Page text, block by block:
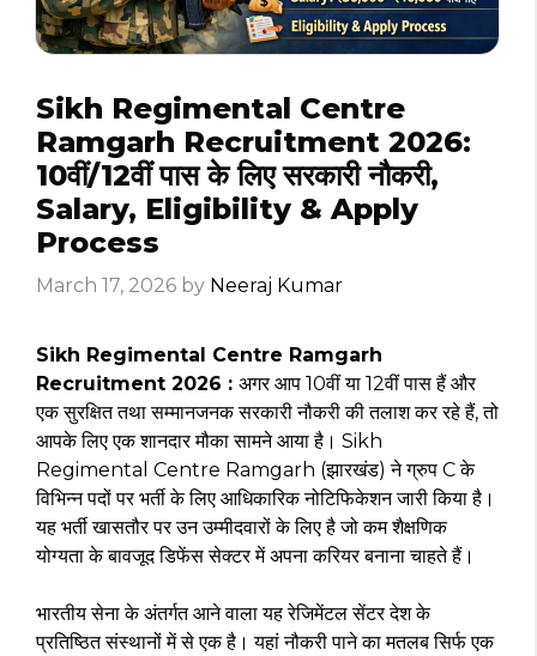
Sikh Regimental Centre
Ramgarh Recruitment 2026:
10वीं/12वीं पास के लिए सरकारी नौकरी,
Salary, Eligibility & Apply
Process
March 17, 2026 by Neeraj Kumar
Sikh Regimental Centre Ramgarh
Recruitment 2026 : अगर आप 10वीं या 12वीं पास हैं और
एक सुरक्षित तथा सम्मानजनक सरकारी नौकरी की तलाश कर रहे हैं, तो
आपके लिए एक शानदार मौका सामने आया है। Sikh
Regimental Centre Ramgarh (झारखंड) ने ग्रुप C के
विभिन्न पदों पर भर्ती के लिए आधिकारिक नोटिफिकेशन जारी किया है।
यह भर्ती खासतौर पर उन उम्मीदवारों के लिए है जो कम शैक्षणिक
योग्यता के बावजूद डिफेंस सेक्टर में अपना करियर बनाना चाहते हैं।
भारतीय सेना के अंतर्गत आने वाला यह रेजिमेंटल सेंटर देश के
प्रतिष्ठित संस्थानों में से एक है। यहां नौकरी पाने का मतलब सिर्फ एक